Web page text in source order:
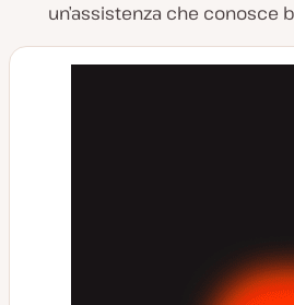
un’assistenza che conosce